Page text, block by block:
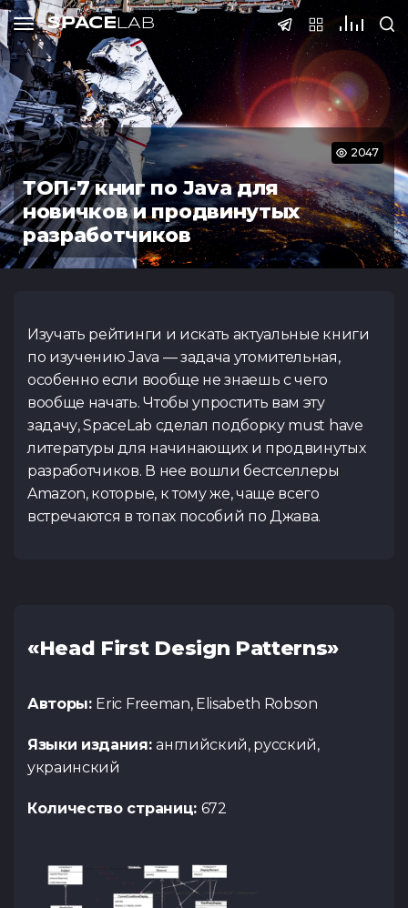
Тесты
Тест по QA
Тест по
(основы)
Boot
Тест по
Python/Django
SPACELAB
2047
ТОП-7 книг по Java для
новичков и продвинутых
разработчиков
Изучать рейтинги и искать актуальные книги
по изучению Java — задача утомительная,
особенно если вообще не знаешь с чего
вообще начать. Чтобы упростить вам эту
задачу, SpaceLab сделал подборку must have
литературы для начинающих и продвинутых
разработчиков. В нее вошли бестселлеры
Amazon, которые, к тому же, чаще всего
встречаются в топах пособий по Джава.
«Head First Design Patterns»
Авторы: Eric Freeman, Elisabeth Robson
Языки издания:английский, русский,
украинский
Количество страниц: 672
SPACELAB
Подать
ФИО
Телефон
Комментарий
Резюме(.pdf,.docs,.doc)
согласие на обработку
SPACELAB
Спасибо!
принята на
В течении 3-5
наш менеджер
деталей и
SPACELAB
Курс
Внимание! Данный
заявки не
регистрации.
следите на сайте,
или
https://t.me/
SPACELAB
Внимание!
участниками,
до открытия
обновлениями
разделе